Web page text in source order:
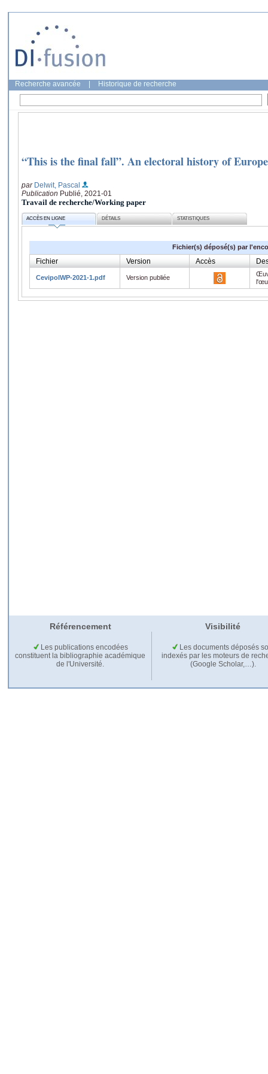
Recherche avancée Historique de recherche
“This is the final fall”. An electoral history of
par Delwit, Pascal
Publication Publié, 2021-01
Travail de recherche/Working paper
ACCÈS EN LIGNE DÉTAILS STATISTIQUES
Fichier(s) déposé(s) par
Fichier Version Accès
CevipolWP-2021-1.pdf Version publiée
Référencement Visibilité
Les publications encodées
constituent la bibliographie académique
de l'Université.
Les documents déposés
indexés par les moteurs de
(Google Scholar,…).